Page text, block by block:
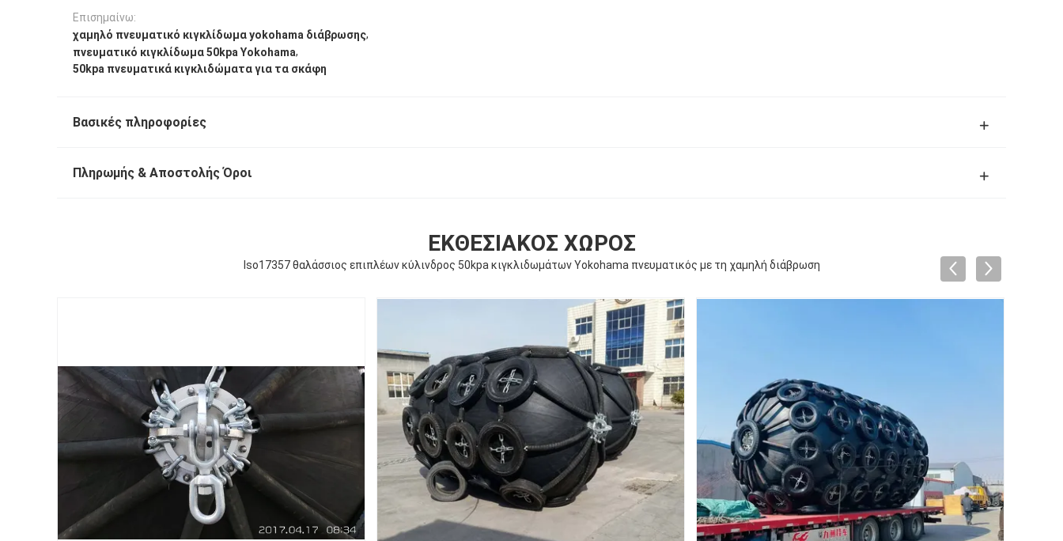
Επισημαίνω:
χαμηλό πνευματικό κιγκλίδωμα yokohama διάβρωσης,
πνευματικό κιγκλίδωμα 50kpa Yokohama,
50kpa πνευματικά κιγκλιδώματα για τα σκάφη
Βασικές πληροφορίες
Πληρωμής & Αποστολής Όροι
ΕΚΘΕΣΙΑΚΌΣ ΧΏΡΟΣ
Iso17357 θαλάσσιος επιπλέων κύλινδρος 50kpa κιγκλιδωμάτων Yokohama πνευματικός με τη χαμηλή διάβρωση